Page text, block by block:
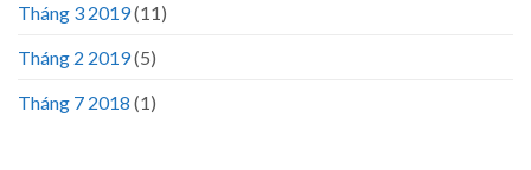
Tháng 3 2019(11)
Tháng 2 2019(5)
Tháng 7 2018 (1)